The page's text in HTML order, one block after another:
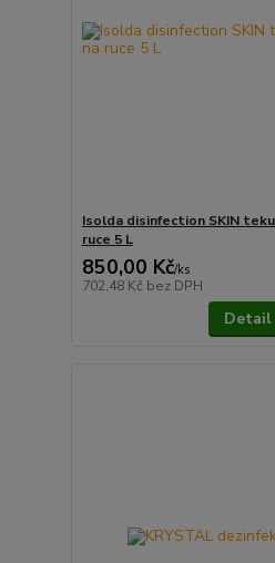
Isolda disinfection SKIN
ruce 5 L
850,00 Kč/ks
702,48 Kč bez DPH
Detail